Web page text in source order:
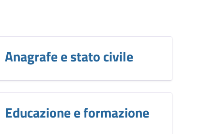
Anagrafe e stato civile
Educazione e formazione